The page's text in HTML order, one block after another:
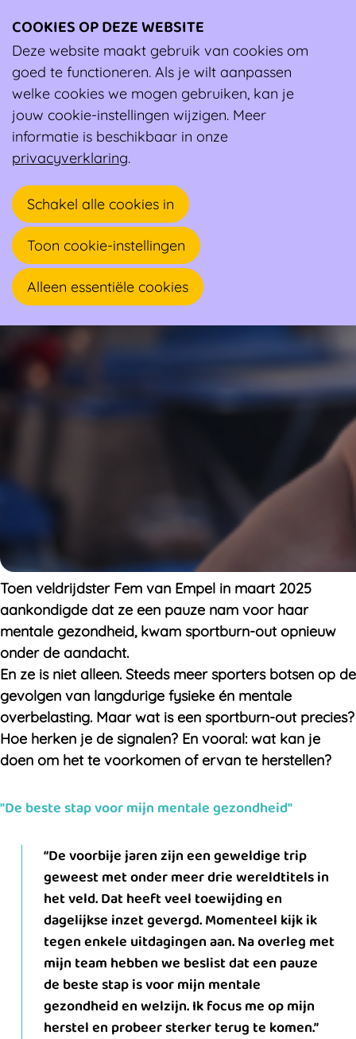
Wiki Sportburn-out voorkomen en overwinnen
Sportburn-out voorkomen en overwinnen
Sportburn-out voorkomen en overwinnen
Toen veldrijdster Fem van Empel in maart 2025
aankondigde dat ze een pauze nam voor haar
mentale gezondheid, kwam sportburn-out opnieuw
onder de aandacht.
En ze is niet alleen. Steeds meer sporters botsen op de
gevolgen van langdurige fysieke én mentale
overbelasting. Maar wat is een sportburn-out precies?
Hoe herken je de signalen? En vooral: wat kan je
doen om het te voorkomen of ervan te herstellen?
"De beste stap voor mijn mentale gezondheid"
De voorbije jaren zijn een geweldige trip
geweest met onder meer drie wereldtitels in
het veld. Dat heeft veel toewijding en
dagelijkse inzet gevergd. Momenteel kijk ik
tegen enkele uitdagingen aan. Na overleg met
mijn team hebben we beslist dat een pauze
de beste stap is voor mijn mentale
gezondheid en welzijn. Ik focus me op mijn
herstel en probeer sterker terug te komen.
COOKIES OP DEZE WEBSITE
Deze website maakt gebruik van cookies om
goed te functioneren. Als je wilt aanpassen
welke cookies we mogen gebruiken, kan je
jouw cookie-instellingen wijzigen. Meer
informatie is beschikbaar in onze
privacyverklaring.
Schakel alle cookies in
Toon cookie-instellingen
Alleen essentiële cookies